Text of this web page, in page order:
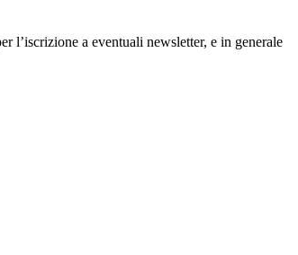
l’iscrizione a eventuali newsletter, e in generale